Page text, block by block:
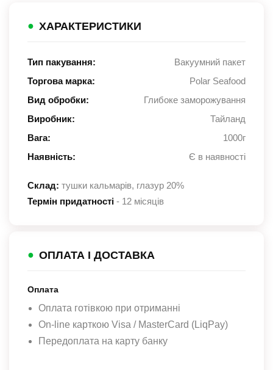
● ХАРАКТЕРИСТИКИ
Тип пакування:
Вакуумний пакет
Торгова марка:
Polar Seafood
Вид обробки:
Глибоке заморожування
Виробник:
Тайланд
Вага:
1000г
Наявність:
Є в наявності
Склад: тушки кальмарів, глазур 20%
Термін придатності - 12 місяців
● ОПЛАТА І ДОСТАВКА
Оплата
Оплата готівкою при отриманні
On-line карткою Visa / MasterCard (LiqPay)
Передоплата на карту банку